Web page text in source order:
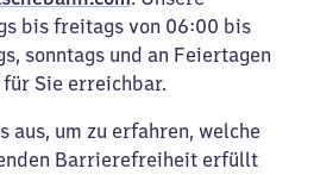
bis freitags von 06:00 bis
sonntags und an Feiertagen
Sie erreichbar.
aus, um zu erfahren, welche
Barrierefreiheit erfüllt